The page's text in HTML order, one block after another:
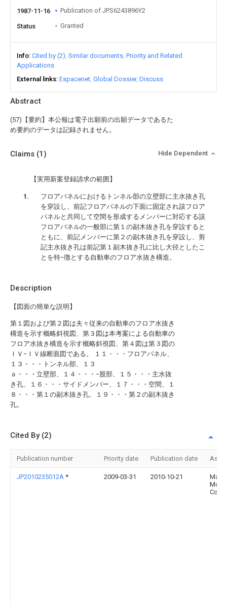
Abstract
(57)【要約】本公報は電子出願前の出願データであるた
め要約のデータは記録されません。
1987-11-16 Publication of JPS6243896Y2
Status Granted
Info Cited by (2) Similar documents Priority and Related
Applications
External links Espacenet Global Dossier Discuss
Description
【図面の簡単な説明】
第１図および第２図は夫々従来の自動車のフロア水抜き
構造を示す概略斜視図、第３図は本考案による自動車の
フロア水抜き構造を示す概略斜視図、第４図は第３図の
ＩＶ−ＩＶ線断面図である。 １１・・・フロアパネル、
１３・・・トンネル部、１３
ａ・・・立壁部、１４・・・−股部、１５・・・主水抜
き孔、１６・・・サイドメンバー、１７・・・空間、１
８・・・第１の副木抜き孔、１９・・・第２の副木抜き
孔。
Claims (1) Hide Dependent
【実用新案登録請求の範囲】
フロアパネルにおけるトンネル部の立壁部に主水抜き孔
を穿設し、前記フロアパネルの下面に固定され該フロア
パネルと共同して空間を形成するメンバーに対応する該
フロアパネルの一般部に第１の副木抜き孔を穿設すると
ともに、前記メンバーに第２の副木抜き孔を穿設し、剪
記主水抜き孔は前記第１副木抜き孔に比し大径としたこ
とを特−徴とする自動車のフロア水抜き構造。
Cited By (2)
Publication number Priority date Publication date
JP2010235012A * 2009-03-31 2010-10-21
Motor
Corp